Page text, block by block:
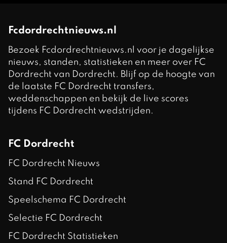
Fcdordrechtnieuws.nl
Bezoek Fcdordrechtnieuws.nl voor je dagelijkse
nieuws, standen, statistieken en meer over FC
Dordrecht van Dordrecht. Blijf op de hoogte van
de laatste FC Dordrecht transfers,
weddenschappen en bekijk de live scores
tijdens FC Dordrecht wedstrijden.
FC Dordrecht
FC Dordrecht Nieuws
Stand FC Dordrecht
Speelschema FC Dordrecht
Selectie FC Dordrecht
FC Dordrecht Statistieken